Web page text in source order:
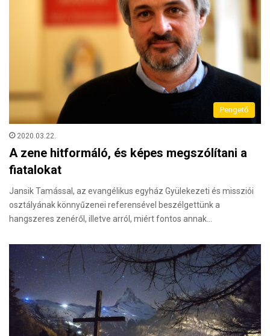
Pengető
2020.03.22.
A zene hitformáló, és képes megszólítani a
fiatalokat
Jansik Tamással, az evangélikus egyház Gyülekezeti és missziói
osztályának könnyűzenei referensével beszélgettünk a
hangszeres zenéről, illetve arról, miért fontos annak…